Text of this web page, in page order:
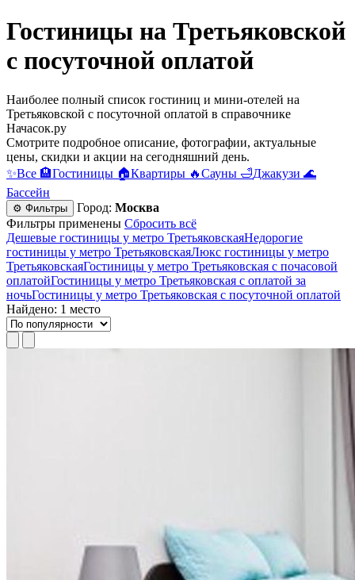
Гостиницы на Третьяковской
c посуточной оплатой
Наиболее полный список гостиниц и мини-отелей на
Третьяковской c посуточной оплатой в справочнике
Начасок.ру
Смотрите подробное описание, фотографии, актуальные
цены, скидки и акции на сегодняшний день.
✨Все 🏨Гостиницы 🏠Квартиры 🔥Сауны 🛁Джакузи 🌊
Бассейн
⚙ Фильтры Город: Москва
Фильтры применены Сбросить всё
Дешевые гостиницы у метро ТретьяковскаяНедорогие
гостиницы у метро ТретьяковскаяЛюкс гостиницы у метро
ТретьяковскаяГостиницы у метро Третьяковская c почасовой
оплатойГостиницы у метро Третьяковская с оплатой за
ночьГостиницы у метро Третьяковская c посуточной оплатой
Найдено: 1 место